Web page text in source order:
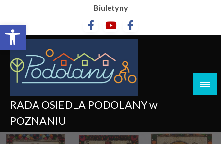
Otwórz pasek narzędzi
Biuletyny
RADA OSIEDLA PODOLANY w
POZNANIU